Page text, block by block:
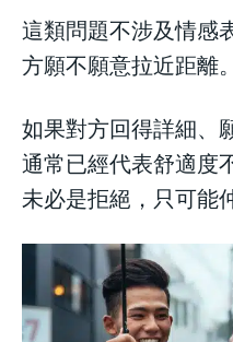
這類問題不涉及情感
方願不願意拉近距離。
如果對方回得詳細、
通常已經代表舒適度
未必是拒絕，只可能